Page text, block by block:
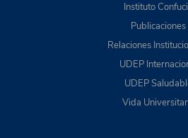
Instituto
Publicaciones
Relaciones
UDEP
UDEP
Vida